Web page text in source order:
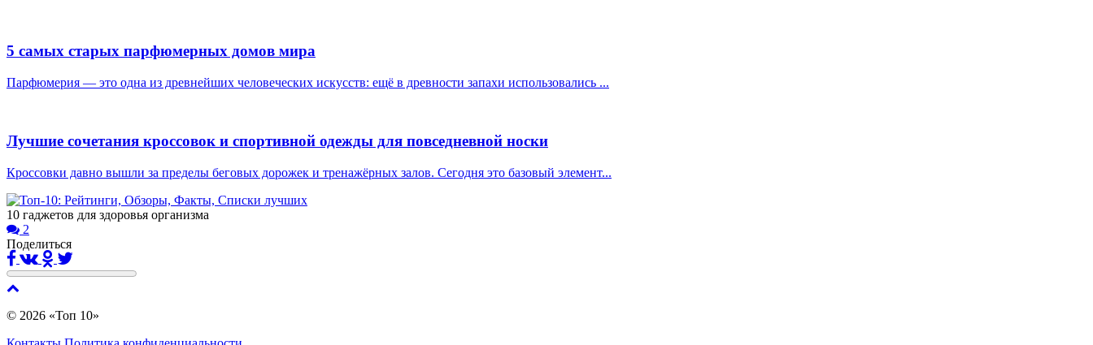
5 самых старых парфюмерных домов мира
Парфюмерия — это одна из древнейших человеческих искусств: ещё в древности запахи использовались ...
Лучшие сочетания кроссовок и спортивной одежды для повседневной носки
Кроссовки давно вышли за пределы беговых дорожек и тренажёрных залов. Сегодня это базовый элемент...
10 гаджетов для здоровья организма
2
Поделиться
© 2026 «Топ 10»